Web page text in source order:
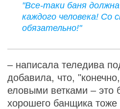
"Все-таки баня
каждого человека! Со
обязательно!"
– написала теледива
добавила, что,
еловыми ветками – это
хорошего банщика тоже